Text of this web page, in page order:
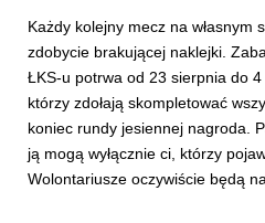
Każdy kolejny mecz na własnym
zdobycie brakującej naklejki.
ŁKS-u potrwa od 23 sierpnia do
którzy zdołają skompletować
koniec rundy jesiennej nagroda.
ją mogą wyłącznie ci, którzy
Wolontariusze oczywiście będą